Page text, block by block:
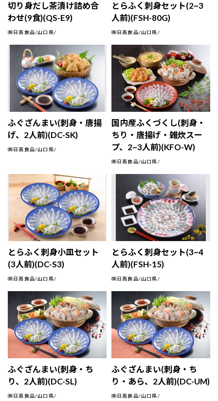
切り身だし茶漬け詰め合
わせ(9食)(QS-E9)
㈱日高食品/山口県/
とらふく刺身セット(2~3
人前)(FSH-80G)
㈱日高食品/山口県/
ふぐざんまい(刺身・唐揚
げ、2人前)(DC-SK)
㈱日高食品/山口県/
国内産ふくづくし(刺身・
ちり・唐揚げ・雑炊スー
プ、2~3人前)(KFO-W)
㈱日高食品/山口県/
とらふく刺身小皿セット
(3人前)(DC-S3)
㈱日高食品/山口県/
とらふく刺身セット(3~4
人前)(FSH-15)
㈱日高食品/山口県/
ふぐざんまい(刺身・ち
り、2人前)(DC-SL)
㈱日高食品/山口県/
ふぐざんまい(刺身・ち
り・あら、2人前)(DC-UM)
㈱日高食品/山口県/